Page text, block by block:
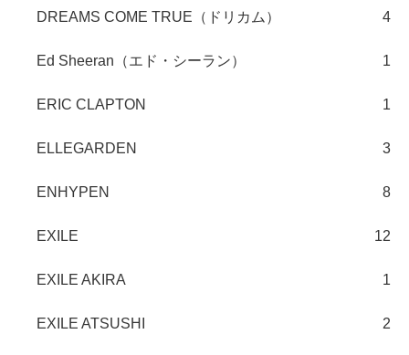
DREAMS COME TRUE（ドリカム） 4
Ed Sheeran（エド・シーラン） 1
ERIC CLAPTON 1
ELLEGARDEN 3
ENHYPEN 8
EXILE 12
EXILE AKIRA 1
EXILE ATSUSHI 2